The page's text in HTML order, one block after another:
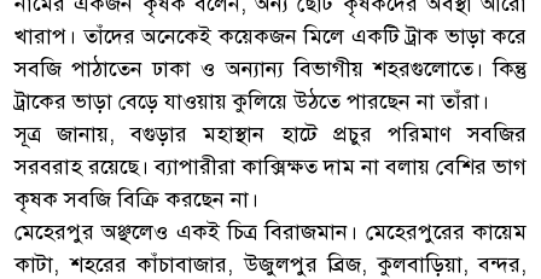
খারাপ। তাঁদের অনেকেই কয়েকজন মিলে একটি ট্রাক ভাড়া করে
সবজি পাঠাতেন ঢাকা ও অন্যান্য বিভাগীয় শহরগুলোতে। কিন্তু
ট্রাকের ভাড়া বেড়ে যাওয়ায় কুলিয়ে উঠতে পারছেন না তাঁরা।
সূত্র জানায়, বগুড়ার মহাস্থান হাটে প্রচুর পরিমাণ সবজির
সরবরাহ রয়েছে। ব্যাপারীরা কাক্সিক্ষত দাম না বলায় বেশির ভাগ
কৃষক সবজি বিক্রি করছেন না।
মেহেরপুর অঞ্ছলেও একই চিত্র বিরাজমান। মেহেরপুরের কায়েম
কাটা, শহরের কাঁচাবাজার, উজুলপুর ব্রিজ, কুলবাড়িয়া, বন্দর,